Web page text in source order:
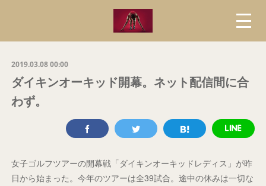
2019.03.08 00:00
ダイキンオーキッド開幕。ネット配信間に合
わず。
女子ゴルフツアーの開幕戦「ダイキンオーキッドレディス」が昨
日から始まった。今年のツアーは全39試合。途中の休みは一切な